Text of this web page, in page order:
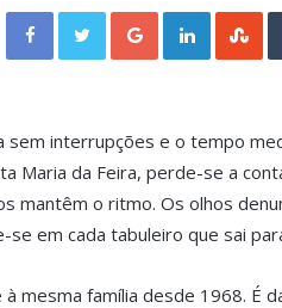
Facebook Twitter Google+ LinkedIn StumbleUpon
sem interrupções e o tempo
Maria da Feira, perde-se a
mantêm o ritmo. Os olhos
se em cada tabuleiro que sai
à mesma família desde 1968. É